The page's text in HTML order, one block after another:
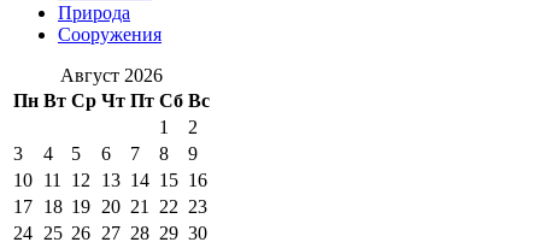
Природа
Сооружения
Август 2026
Пн Вт Ср Чт Пт Сб Вс
1
2
3
4 5 6 7 8
9
10 11 12 13 14 15 16
17 18 19 20 21 22 23
24 25 26 27 28 29 30